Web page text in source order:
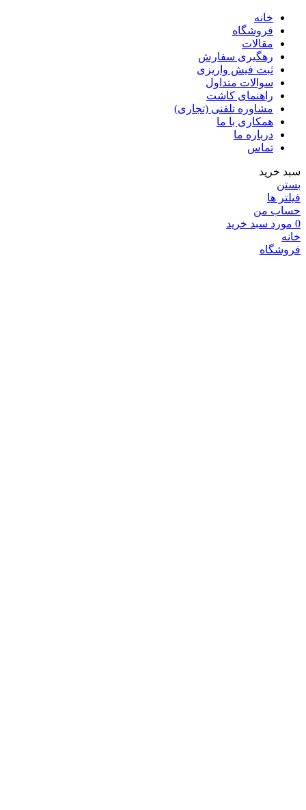
خانه
فروشگاه
مقالات
رهگیری سفارش
ثبت فیش واریزی
سوالات متداول
راهنمای کاشت
مشاوره تلفنی (تجاری)
همکاری با ما
درباره ما
تماس
سبد خرید
بستن
فیلتر ها
حساب من
0 مورد سبد خرید
خانه
فروشگاه